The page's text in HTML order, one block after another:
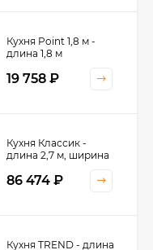
Кухня Point 1,8 м -
длина 1,8 м
19 758 ₽
Кухня Классик -
длина 2,7 м, ширина
86 474 ₽
Кухня TREND - длина
Кухня Принцесса -
длина 2,4 м
38 767₽
Кухня Оптима - длина
2,8 м, ширина 1,4 м
52 197₽
Кухня Камелия -